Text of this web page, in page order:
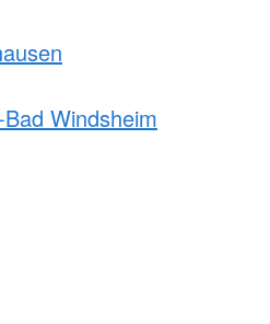
Windsheim